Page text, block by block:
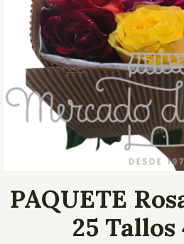
PAQUETE
25 Tallos